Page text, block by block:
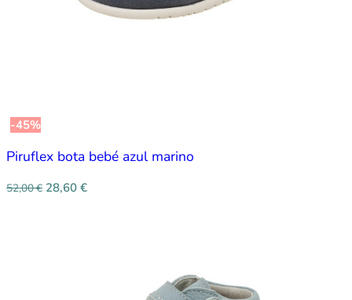
-45%
Piruflex bota bebé azul marino
52,00€ 28,60 €